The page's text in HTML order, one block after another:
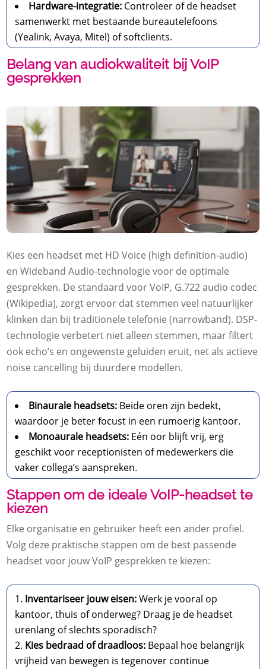
Hardware-integratie: Controleer of de headset
samenwerkt met bestaande bureautelefoons
(Yealink, Avaya, Mitel) of softclients.
Belang van audiokwaliteit bij VoIP
gesprekken
Kies een headset met HD Voice (high definition-audio)
en Wideband Audio-technologie voor de optimale
gesprekken. De standaard voor VoIP, G.722 audio codec
(Wikipedia), zorgt ervoor dat stemmen veel natuurlijker
klinken dan bij traditionele telefonie (narrowband). DSP-
technologie verbetert niet alleen stemmen, maar filtert
ook echo’s en ongewenste geluiden eruit, net als actieve
noise cancelling bij duurdere modellen.
Binaurale headsets: Beide oren zijn bedekt,
waardoor je beter focust in een rumoerig kantoor.
Monoaurale headsets: Eén oor blijft vrij, erg
geschikt voor receptionisten of medewerkers die
vaker collega’s aanspreken.
Stappen om de ideale VoIP-headset te
kiezen
Elke organisatie en gebruiker heeft een ander profiel.
Volg deze praktische stappen om de best passende
headset voor jouw VoIP gesprekken te kiezen:
Inventariseer jouw eisen:Werk je vooral op
kantoor, thuis of onderweg? Draag je de headset
urenlang of slechts sporadisch?
Kies bedraad of draadloos: Bepaal hoe belangrijk
vrijheid van bewegen is tegenover continue